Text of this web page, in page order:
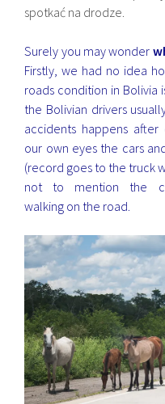
spotkać na drodze.
Surely you may wonder
Firstly, we had no idea
roads condition in Bolivia
the Bolivian drivers
accidents happens after
our own eyes the cars
(record goes to the truck
not to mention the
walking on the road.